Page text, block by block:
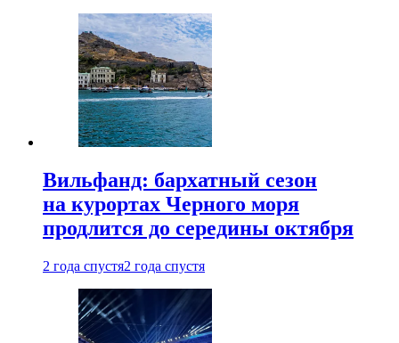
Вильфанд: бархатный сезон
на курортах Черного моря
продлится до середины октября
2 года спустя2 года спустя